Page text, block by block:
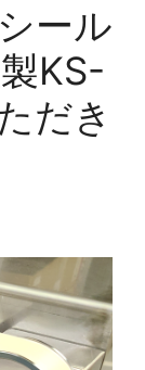
ール
KS-
だき